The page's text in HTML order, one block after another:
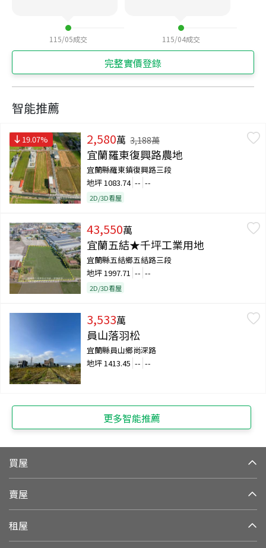
115/05成交 115/04成交
完整實價登錄
智能推薦
19.07% 2,580萬 3,188萬
宜蘭羅東復興路農地
宜蘭縣羅東鎮復興路三段
地坪 1083.74 -- --
2D/3D看屋
43,550萬
宜蘭五結★千坪工業用地
宜蘭縣五結鄉五結路三段
地坪 1997.71 -- --
2D/3D看屋
3,533萬
員山落羽松
宜蘭縣員山鄉尚深路
地坪 1413.45 -- --
更多智能推薦
買屋
賣屋
租屋